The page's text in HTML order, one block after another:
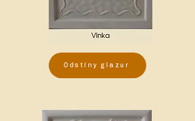
Odstíny glazur